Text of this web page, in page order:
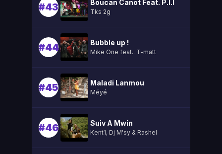
#43 Boucan Canot Feat. P.l.l
Tks 2g
#44 Bubble up !
Mike One feat.. T-matt
#45 Maladi Lanmou
Méyé
#46 Suiv A Mwin
Kent1, Dj M'sy & Rashel